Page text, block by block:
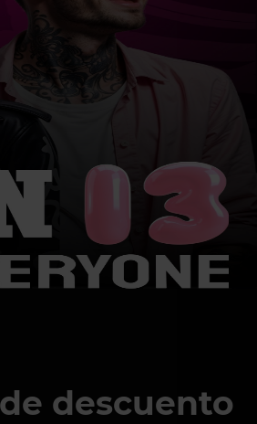
descuento